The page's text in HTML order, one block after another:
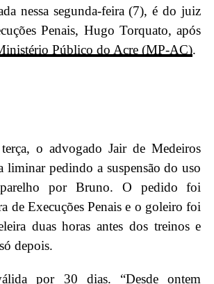
nessa segunda-feira (7), é do juiz
Penais, Hugo Torquato, após
Público do Acre (MP-AC).
o advogado Jair de Medeiros
liminar pedindo a suspensão do uso
por Bruno. O pedido foi
de Execuções Penais e o goleiro foi
duas horas antes dos treinos e
depois.
por 30 dias. “Desde ontem